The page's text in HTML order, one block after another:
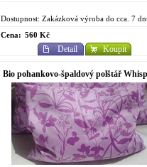
cenou a...
Dostupnost: Zakázková výroba do cca. 7
Cena: 560 Kč
Detail Koupit
Bio pohankovo-špaldový polštář
Grass Orchid